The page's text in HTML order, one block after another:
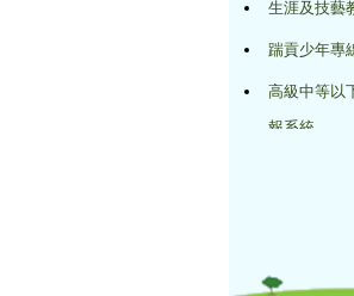
生涯及技藝
踹貢少年專
高級中等以
報系統